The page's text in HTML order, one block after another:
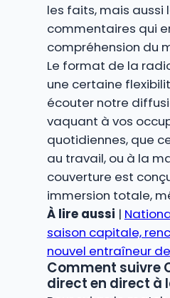
les faits, mais aussi
commentaires qui
compréhension du
Le format de la
une certaine
écouter notre
vaquant à vos
quotidiennes, que
au travail, ou à la
couverture est
immersion totale,
À lire aussi |
saison capitale,
nouvel entraîneur
Comment suivre
direct en direct à